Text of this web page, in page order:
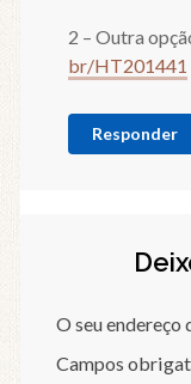
2 – Outra
br/HT201441
Responder
O seu
Campos